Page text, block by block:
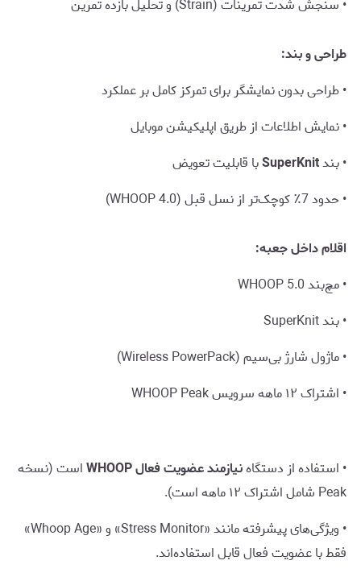
• سنجش شدت تمرینات (Strain) و تحلیل بازده تمرین
طراحی و بند:
• طراحی بدون نمایشگر برای تمرکز کامل بر عملکرد
• نمایش اطلاعات از طریق اپلیکیشن موبایل
• بندSuperKnitبا قابلیت تعویض
• حدود 7٪ کوچک‌تر از نسل قبل (WHOOP 4.0)
اقلام داخل جعبه:
• مچ‌بند WHOOP 5.0
• بند SuperKnit
• ماژول شارژ بی‌سیم (Wireless PowerPack)
• اشتراک ۱۲ ماهه سرویس WHOOP Peak
• استفاده از دستگاهنیازمند عضویت فعال WHOOP
است (نسخه
Peak شامل اشتراک ۱۲ ماهه است).
• ویژگی‌های پیشرفته مانند «Stress Monitor» و «Whoop Age»
فقط با عضویت فعال قابل استفاده‌اند.